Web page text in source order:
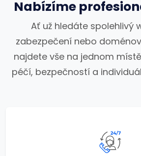
Nabízíme
Ať už hledáte spolehlivý
zabezpečení nebo
najdete vše na jednom
péčí, bezpečností a